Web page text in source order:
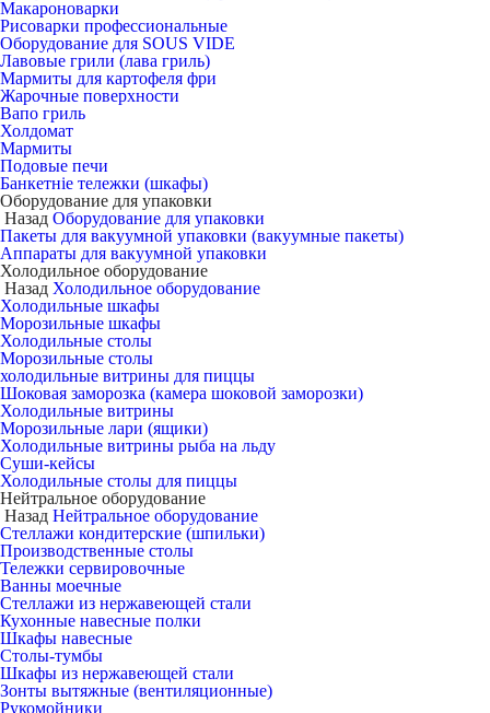
Макароноварки
Рисоварки профессиональные
Оборудование для SOUS VIDE
Лавовые грили (лава гриль)
Мармиты для картофеля фри
Жарочные поверхности
Вапо гриль
Холдомат
Мармиты
Подовые печи
Банкетніе тележки (шкафы)
Оборудование для упаковки
Назад Оборудование для упаковки
Пакеты для вакуумной упаковки (вакуумные пакеты)
Аппараты для вакуумной упаковки
Холодильное оборудование
Назад Холодильное оборудование
Холодильные шкафы
Морозильные шкафы
Холодильные столы
Морозильные столы
холодильные витрины для пиццы
Шоковая заморозка (камера шоковой заморозки)
Холодильные витрины
Морозильные лари (ящики)
Холодильные витрины рыба на льду
Суши-кейсы
Холодильные столы для пиццы
Нейтральное оборудование
Назад Нейтральное оборудование
Стеллажи кондитерские (шпильки)
Производственные столы
Тележки сервировочные
Ванны моечные
Стеллажи из нержавеющей стали
Кухонные навесные полки
Шкафы навесные
Столы-тумбы
Шкафы из нержавеющей стали
Зонты вытяжные (вентиляционные)
Рукомойники